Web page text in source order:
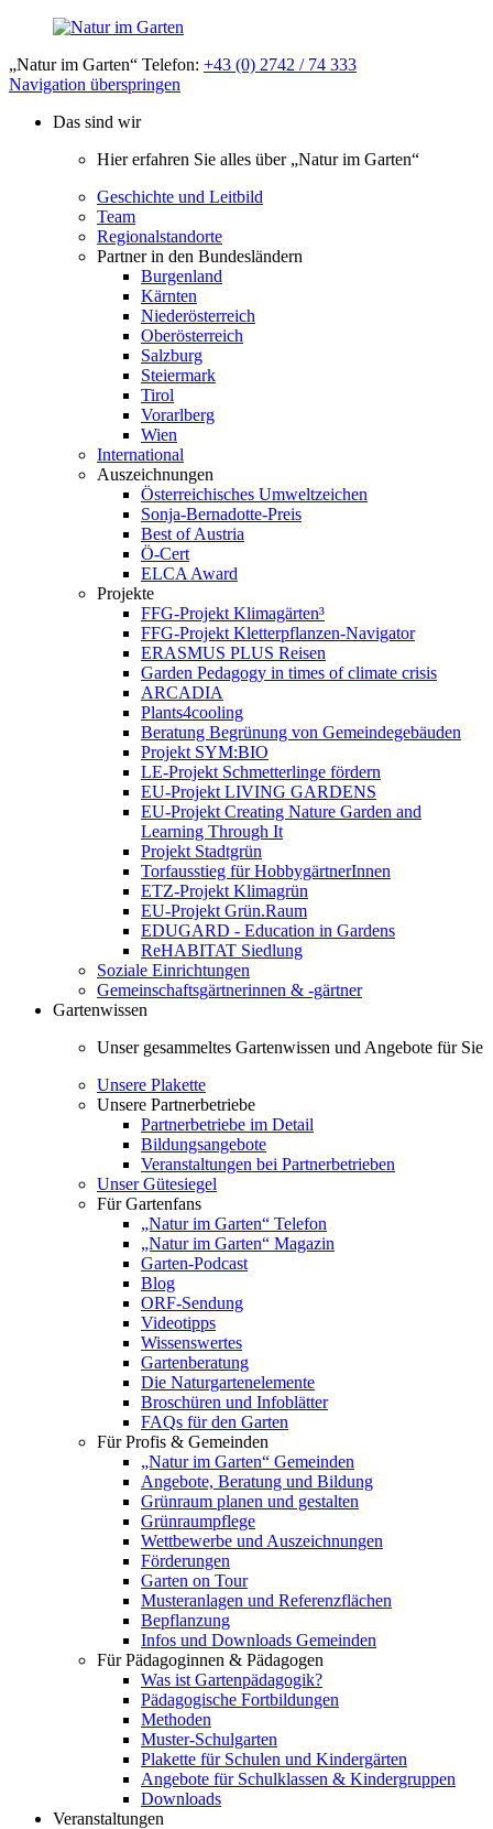
„Natur im Garten“ Telefon: +43 (0) 2742 / 74 333
Navigation überspringen
Das sind wir
Hier erfahren Sie alles über „Natur im Garten“
Geschichte und Leitbild
Team
Regionalstandorte
Partner in den Bundesländern
Burgenland
Kärnten
Niederösterreich
Oberösterreich
Salzburg
Steiermark
Tirol
Vorarlberg
Wien
International
Auszeichnungen
Österreichisches Umweltzeichen
Sonja-Bernadotte-Preis
Best of Austria
Ö-Cert
ELCA Award
Projekte
FFG-Projekt Klimagärten³
FFG-Projekt Kletterpflanzen-Navigator
ERASMUS PLUS Reisen
Garden Pedagogy in times of climate crisis
ARCADIA
Plants4cooling
Beratung Begrünung von Gemeindegebäuden
Projekt SYM:BIO
LE-Projekt Schmetterlinge fördern
EU-Projekt LIVING GARDENS
EU-Projekt Creating Nature Garden and
Learning Through It
Projekt Stadtgrün
Torfausstieg für HobbygärtnerInnen
ETZ-Projekt Klimagrün
EU-Projekt Grün.Raum
EDUGARD - Education in Gardens
ReHABITAT Siedlung
Soziale Einrichtungen
Gemeinschaftsgärtnerinnen & -gärtner
Gartenwissen
Unser gesammeltes Gartenwissen und Angebote für Sie
Unsere Plakette
Unsere Partnerbetriebe
Partnerbetriebe im Detail
Bildungsangebote
Veranstaltungen bei Partnerbetrieben
Unser Gütesiegel
Für Gartenfans
„Natur im Garten“ Telefon
„Natur im Garten“ Magazin
Garten-Podcast
Blog
ORF-Sendung
Videotipps
Wissenswertes
Gartenberatung
Die Naturgartenelemente
Broschüren und Infoblätter
FAQs für den Garten
Für Profis & Gemeinden
„Natur im Garten“ Gemeinden
Angebote, Beratung und Bildung
Grünraum planen und gestalten
Grünraumpflege
Wettbewerbe und Auszeichnungen
Förderungen
Garten on Tour
Musteranlagen und Referenzflächen
Bepflanzung
Infos und Downloads Gemeinden
Für Pädagoginnen & Pädagogen
Was ist Gartenpädagogik?
Pädagogische Fortbildungen
Methoden
Muster-Schulgarten
Plakette für Schulen und Kindergärten
Angebote für Schulklassen & Kindergruppen
Downloads
Veranstaltungen